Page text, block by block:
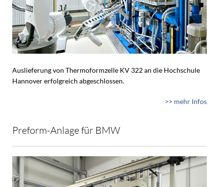
Auslieferung von Thermoformzelle KV 322 an die Hochschule
Hannover erfolgreich abgeschlossen.
>> mehr Infos
Preform-Anlage für BMW